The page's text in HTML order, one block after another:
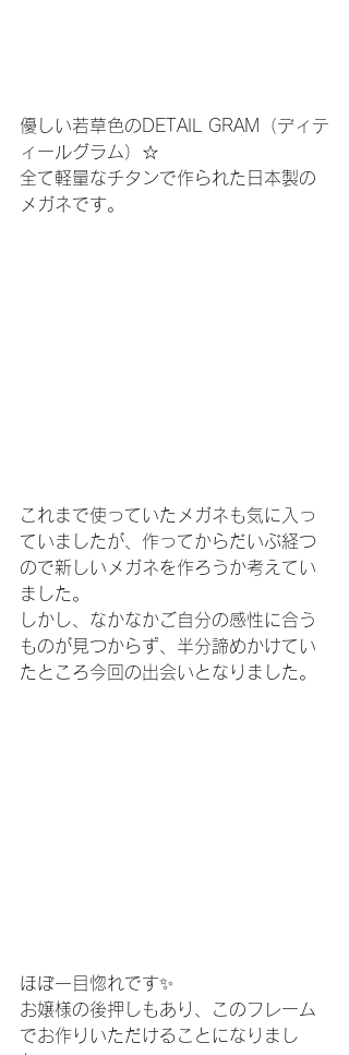
優しい若草色のDETAIL GRAM（ディテ
ィールグラム）☆
全て軽量なチタンで作られた日本製の
メガネです。
これまで使っていたメガネも気に入っ
ていましたが、作ってからだいぶ経つ
ので新しいメガネを作ろうか考えてい
ました。
しかし、なかなかご自分の感性に合う
ものが見つからず、半分諦めかけてい
たところ今回の出会いとなりました。
ほぼ一目惚れです✨
お嬢様の後押しもあり、このフレーム
でお作りいただけることになりまし